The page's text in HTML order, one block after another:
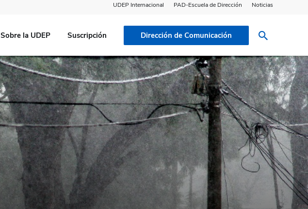
UDEP Internacional PAD-Escuela de Dirección Noticias
Sobre la UDEP Suscripción Dirección de Comunicación